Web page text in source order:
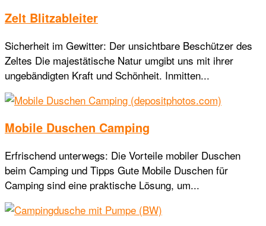
Zelt Blitzableiter
Sicherheit im Gewitter: Der unsichtbare Beschützer des
Zeltes Die majestätische Natur umgibt uns mit ihrer
ungebändigten Kraft und Schönheit. Inmitten...
Mobile Duschen Camping
Erfrischend unterwegs: Die Vorteile mobiler Duschen
beim Camping und Tipps Gute Mobile Duschen für
Camping sind eine praktische Lösung, um...